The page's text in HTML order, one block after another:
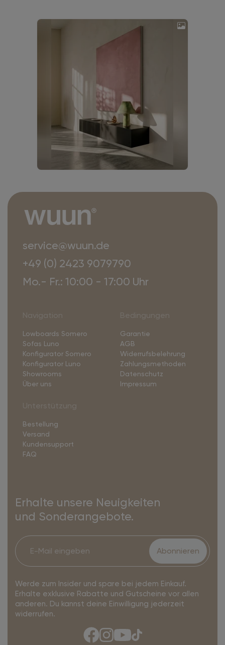
service@wuun.de
+49 (0) 2423 9079790
Mo.- Fr.: 10:00 - 17:00 Uhr
Lowboards Somero
Sofas Luno
Konfigurator Somero
Konfigurator Luno
Showrooms
Über uns
Garantie
AGB
Widerrufsbelehrung
Zahlungsmethoden
Datenschutz
Impressum
Bestellung
Versand
Kundensupport
FAQ
Erhalte unsere Neuigkeiten
und Sonderangebote.
Abonnieren
Werde zum Insider und spare bei jedem Einkauf.
Erhalte exklusive Rabatte und Gutscheine vor allen
anderen. Du kannst deine Einwilligung jederzeit
widerrufen.